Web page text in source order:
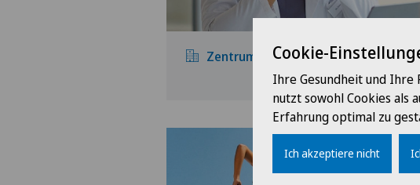
Zentrum für Innere Medizin
Cookie-
Ihre Gesundheit und Ihre
nutzt sowohl Cookies als
Erfahrung optimal zu
Ich akzeptiere nicht